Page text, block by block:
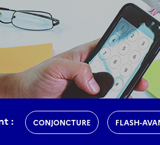
: CONJONCTURE FLASH-